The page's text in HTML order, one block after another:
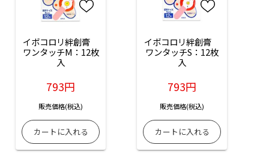
イボコロリ絆創膏
ワンタッチM：12枚
入
793円
販売価格(税込)
イボコロリ絆創膏
ワンタッチS：12枚
入
793円
販売価格(税込)